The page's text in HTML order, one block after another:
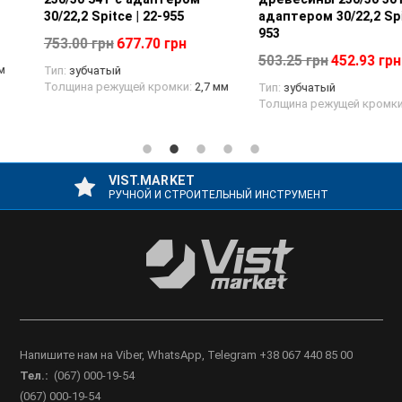
адаптером 50/32 Spitce | 22-
зубчатый
адаптером 30/20, 30/22,2
Spitce | 22-938
636.62 грн572.96 грн
Тип:
зубчатый
Толщина режущей кромки: 2,2 мм
VIST.MARKET
РУЧНОЙ И СТРОИТЕЛЬНЫЙ ИНСТРУМЕНТ
Напишите нам на Viber, WhatsApp, Telegram +38 067 440 85 00
Тел.: (067) 000-19-54
(067) 000-19-54